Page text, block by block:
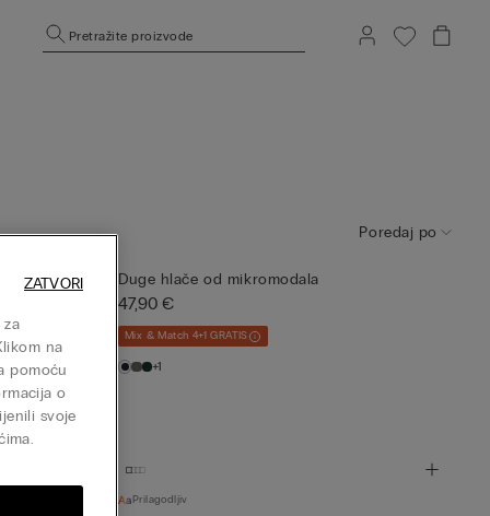
Pretražite proizvode
Poredaj po
Duge hlače od mikromodala
47,90 €
Mix & Match 4+1 GRATIS
+1
Prilagodljiv
za
na
pomoću
o
svoje
ZATVORI